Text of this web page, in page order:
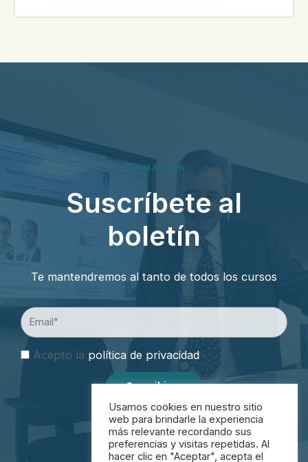
FORMACIÓN
Suscríbete al
boletín
Te mantendremos al tanto de todos los cursos
Acepto la política de privacidad
Suscribirse
Usamos cookies en nuestro sitio
web para brindarle la experiencia
más relevante recordando sus
preferencias y visitas repetidas. Al
hacer clic en "Aceptar", acepta el